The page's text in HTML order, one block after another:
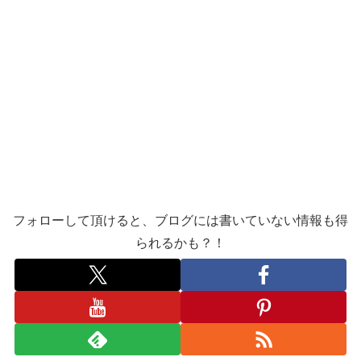
フォローして頂けると、ブログには書いていない情報も得
られるかも？！